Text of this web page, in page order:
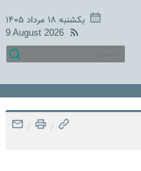
یکشنبه ۱۸ مرداد ۱۴۰۵
9 August 2026
/
/